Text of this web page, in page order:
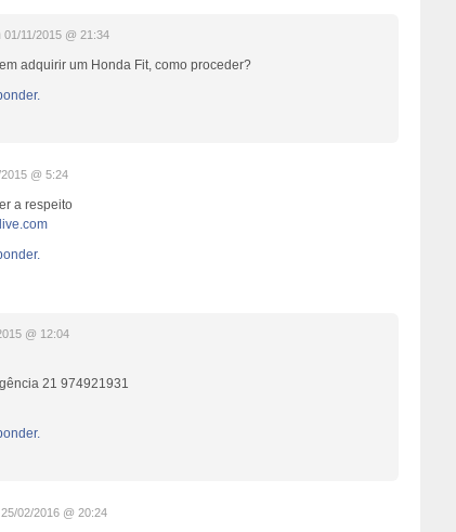
01/11/2015 @ 21:34
adquirir um Honda Fit, como proceder?
@ 5:24
a respeito
@ 12:04
21 974921931
25/02/2016 @ 20:24